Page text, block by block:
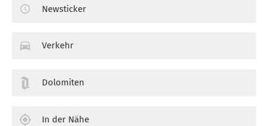
Newsticker
Verkehr
Dolomiten
In der Nähe